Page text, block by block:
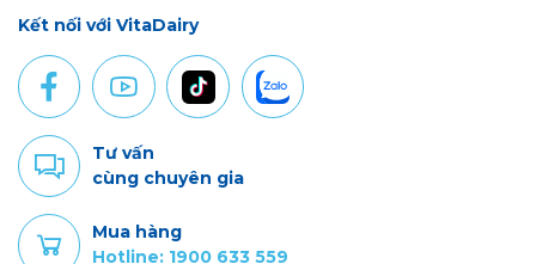
Kết nối với VitaDairy
Tư vấn
cùng chuyên gia
Mua hàng
Hotline: 1900 633 559